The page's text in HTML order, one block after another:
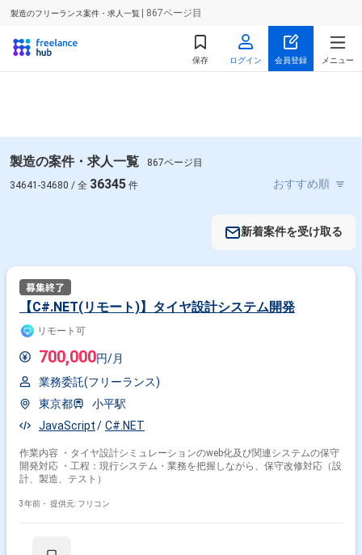
製造のフリーランス案件・求人一覧 | 867ページ目
保存 ログイン 会員登録 メニュー
製造の案件・求人一覧
867ページ目
34641-34680 / 全 36345 件
新着案件を受け取る
【C#.NET(リモート)】タイヤ設計システム開発
リモート可
700,000円/月
業務委託(フリーランス)
東京都
小平駅
JavaScript
C#.NET
作業内容 ・タイヤ設計シミュレーションのweb化及び関連システムの保守
開発対応 ・工程：現行システム・業務を把握しながら、保守改修対応（設
計、製造、テスト）
3年前・ 提供元: フリコン